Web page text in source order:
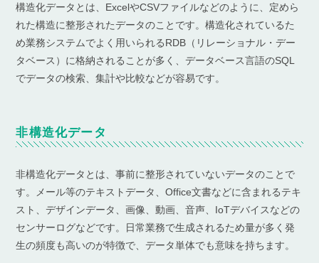
構造化データとは、ExcelやCSVファイルなどのように、定めら
れた構造に整形されたデータのことです。構造化されているた
め業務システムでよく用いられるRDB（リレーショナル・デー
タベース）に格納されることが多く、データベース言語のSQL
でデータの検索、集計や比較などが容易です。
非構造化データ
非構造化データとは、事前に整形されていないデータのことで
す。メール等のテキストデータ、Office文書などに含まれるテキ
スト、デザインデータ、画像、動画、音声、IoTデバイスなどの
センサーログなどです。日常業務で生成されるため量が多く発
生の頻度も高いのが特徴で、データ単体でも意味を持ちます。